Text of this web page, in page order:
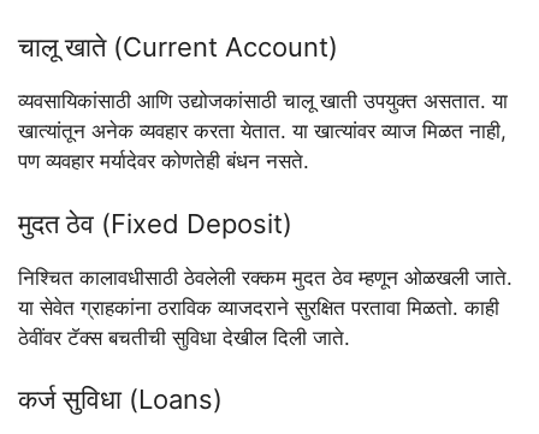
चालू खाते (Current Account)
व्यवसायिकांसाठी आणि उद्योजकांसाठी चालू खाती उपयुक्त असतात. या
खात्यांतून अनेक व्यवहार करता येतात. या खात्यांवर व्याज मिळत नाही,
पण व्यवहार मर्यादेवर कोणतेही बंधन नसते.
मुदत ठेव (Fixed Deposit)
निश्चित कालावधीसाठी ठेवलेली रक्कम मुदत ठेव म्हणून ओळखली जाते.
या सेवेत ग्राहकांना ठराविक व्याजदराने सुरक्षित परतावा मिळतो. काही
ठेवींवर टॅक्स बचतीची सुविधा देखील दिली जाते.
कर्ज सुविधा (Loans)